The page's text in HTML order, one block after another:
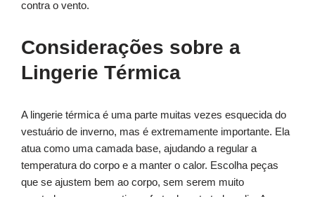
contra o vento.
Considerações sobre a
Lingerie Térmica
A lingerie térmica é uma parte muitas vezes esquecida do
vestuário de inverno, mas é extremamente importante. Ela
atua como uma camada base, ajudando a regular a
temperatura do corpo e a manter o calor. Escolha peças
que se ajustem bem ao corpo, sem serem muito